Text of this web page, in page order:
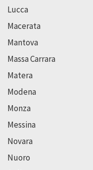
Lucca
Macerata
Mantova
Massa Carrara
Matera
Modena
Monza
Messina
Novara
Nuoro